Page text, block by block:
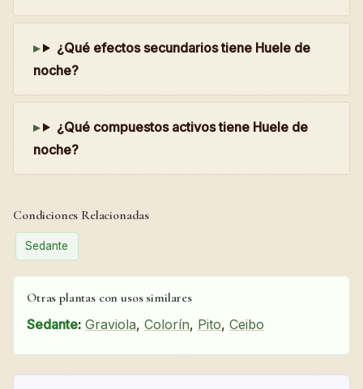
¿Qué efectos secundarios tiene Huele de
noche?
¿Qué compuestos activos tiene Huele de
noche?
Condiciones Relacionadas
Sedante
Otras plantas con usos similares
Sedante: Graviola, Colorín, Pito, Ceibo